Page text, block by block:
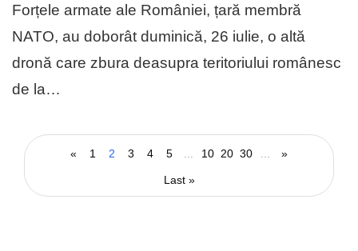
Forțele armate ale României, țară membră
NATO, au doborât duminică, 26 iulie, o altă
dronă care zbura deasupra teritoriului românesc
de la…
« 1 2 3 4 5 10 20 30 »
Last »